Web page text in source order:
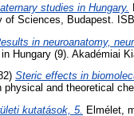
studies in Hungary.
of Sciences, Budapest.
in neuroanatomy,
Hungary (9). Akadémiai
Steric effects in
physical and theoretical
kutatások, 5. Elmélet,